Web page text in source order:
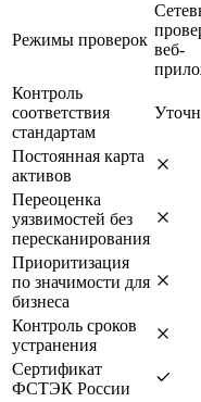
Режимы проверок
веб-
Контроль
соответствия
стандартам
Постоянная карта
активов
Переоценка
уязвимостей без
пересканирования
Приоритизация
по значимости для
бизнеса
Контроль сроков
устранения
Сертификат
ФСТЭК России